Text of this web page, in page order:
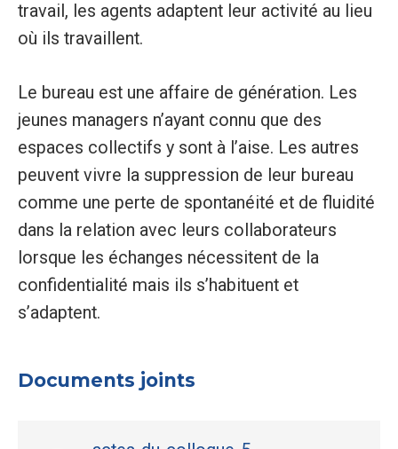
travail, les agents adaptent leur activité au lieu
où ils travaillent.
Le bureau est une affaire de génération. Les
jeunes managers n’ayant connu que des
espaces collectifs y sont à l’aise. Les autres
peuvent vivre la suppression de leur bureau
comme une perte de spontanéité et de fluidité
dans la relation avec leurs collaborateurs
lorsque les échanges nécessitent de la
confidentialité mais ils s’habituent et
s’adaptent.
Documents joints